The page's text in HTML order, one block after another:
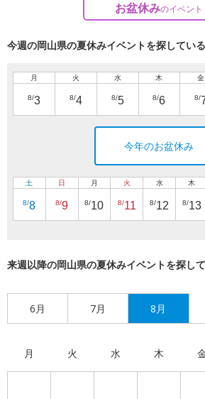
お盆休みのイベント
今週の岡山県の夏休みイベントを探してい
月
8/3
火
8/4
水
8/5
木
8/6
金
8/
今年のお盆休み
土
8/8
日
8/9
月
8/10
火
8/11
水
8/12
木
8/13
来週以降の岡山県の夏休みイベントを探し
6月 7月 8月
月 火 水 木